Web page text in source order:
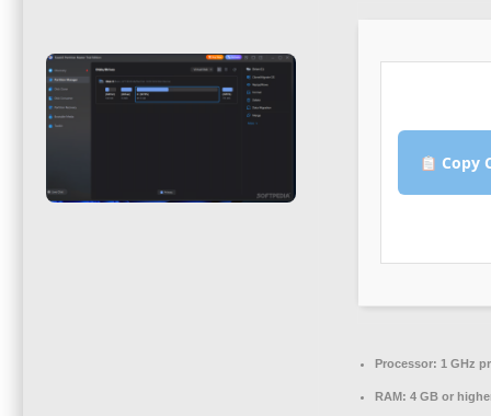
Copy
Processor: 1 GHz
RAM: 4 GB or